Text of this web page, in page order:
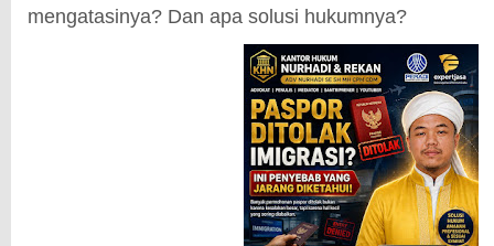
mengatasinya? Dan apa solusi hukumnya?